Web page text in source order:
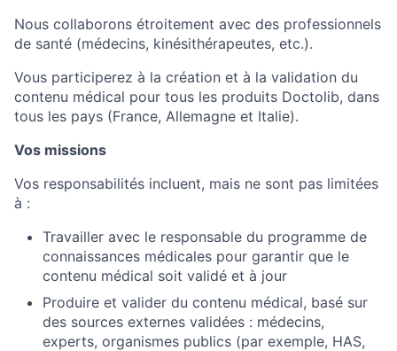
Nous collaborons étroitement avec des professionnels
de santé (médecins, kinésithérapeutes, etc.).
Vous participerez à la création et à la validation du
contenu médical pour tous les produits Doctolib, dans
tous les pays (France, Allemagne et Italie).
Vos missions
Vos responsabilités incluent, mais ne sont pas limitées
à :
Travailler avec le responsable du programme de
connaissances médicales pour garantir que le
contenu médical soit validé et à jour
Produire et valider du contenu médical, basé sur
des sources externes validées : médecins,
experts, organismes publics (par exemple, HAS,